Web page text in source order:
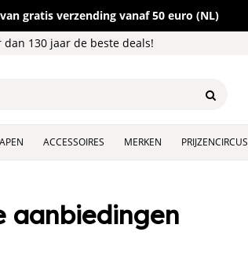
gratis verzending vanaf 50 euro (NL)
dan 130 jaar de beste deals!
ACCESSOIRES MERKEN PRIJZENCIRCUS
aanbiedingen